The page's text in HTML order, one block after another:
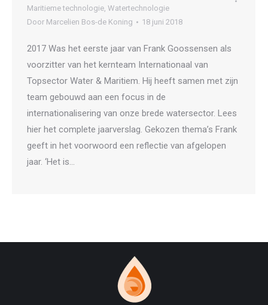
Maritieme technologie, Watertechnologie
Door Marcelien Bos-de Koning 18 juni 2018
2017 Was het eerste jaar van Frank Goossensen als
voorzitter van het kernteam Internationaal van
Topsector Water & Maritiem. Hij heeft samen met zijn
team gebouwd aan een focus in de
internationalisering van onze brede watersector. Lees
hier het complete jaarverslag. Gekozen thema’s Frank
geeft in het voorwoord een reflectie van afgelopen
jaar. ‘Het is…